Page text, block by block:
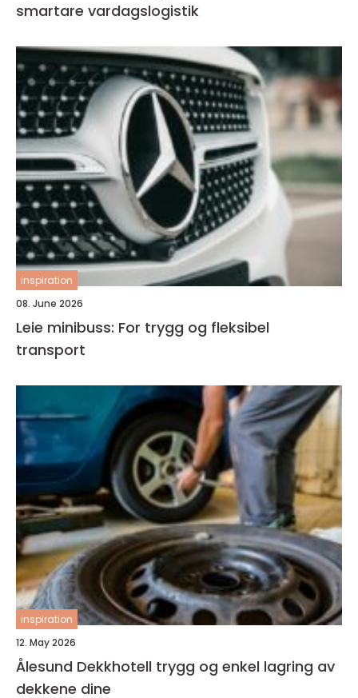
smartare vardagslogistik
inspiration
08. June 2026
Leie minibuss: For trygg og fleksibel
transport
inspiration
12. May 2026
Ålesund Dekkhotell trygg og enkel lagring av
dekkene dine